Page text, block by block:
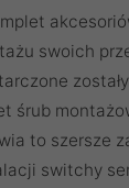
swoich
śrub
to szersze
switchy